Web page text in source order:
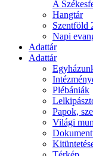
A
Hangtár
Szentföld
Napi
Adattár
Adattár
Plébániák
Papok,
Világi